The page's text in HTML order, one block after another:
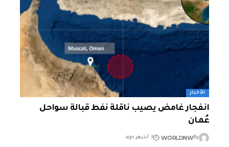
الأخبار
انفجار غامض يصيب ناقلة نفط قبالة سواحل
عُمان
By
WORLDNW 3 أشهر ago